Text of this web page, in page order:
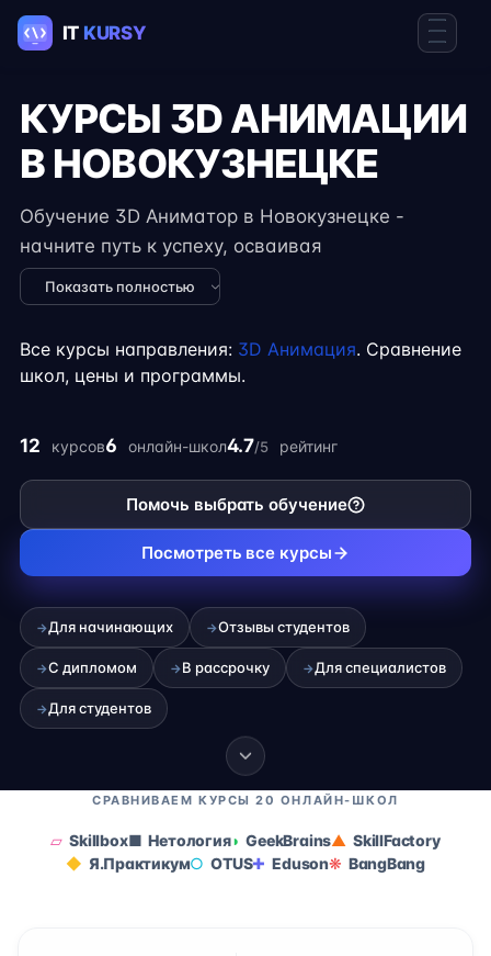
КУРСЫ 3D АНИМАЦИИ
В НОВОКУЗНЕЦКЕ
Обучение 3D Аниматор в Новокузнецке -
начните путь к успеху, осваивая
востребованные навыки в IT. Курсы подходят
для новичков и специалистов с опытом,
проекты и консультации экспертов. Гибкий
карьеры на фрилансе.
Показать полностью
Все курсы направления: 3D Анимация. Сравнение
школ, цены и программы.
12 курсов6 онлайн-школ4.7/5 рейтинг
Помочь выбрать обучение
Посмотреть все курсы
→Для начинающих →Отзывы студентов
→С дипломом →В рассрочку →Для специалистов
→Для студентов
СРАВНИВАЕМ КУРСЫ 20 ОНЛАЙН-ШКОЛ
Skillbox Нетология GeekBrains
SkillFactory
Я.Практикум
OTUS Eduson BangBang